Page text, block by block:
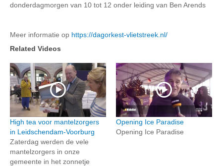
donderdagmorgen van 10 tot 12 onder leiding van Ben Arends
Meer informatie op https://dagorkest-vlietstreek.nl/
Related Videos
High tea voor mantelzorgers
in Leidschendam-Voorburg
Zaterdag werden de vele
mantelzorgers in onze
gemeente in het zonnetje
Opening Ice Paradise
Opening Ice Paradise